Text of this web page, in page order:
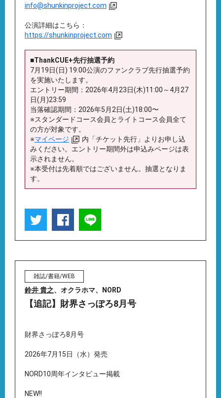
info@shunkinproject.com
公演詳細はこちら：
https://shunkinproject.com
■ThankCUE+先行抽選予約
7月19日(日) 19:00公演のファンクラブ先行抽選予約
を実施いたします。
エントリー期間：2026年4月23日(木)11:00～4月27
日(月)23:59
当落確認期間：2026年5月2日(土)18:00〜
※スタンダードコース会員とライトコース会員全て
の方が対象です。
※マイページ
内「チケット先行」よりお申し込
みください。エントリー期間外は申込みページは表
示されません。
※本受付は先着順ではございません。抽選となりま
す。
雑誌/書籍/WEB
鈴井 貴之、オクラホマ、NORD
【追記】財界さっぽろ8月号
財界さっぽろ8月号
2026年7月15日（水）発売
NORD10周年インタビュー掲載
NEW!!